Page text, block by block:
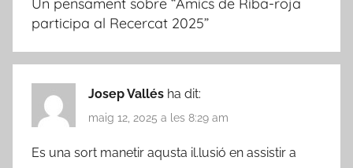
participa al Recercat 2025”
Josep Vallés ha dit:
maig 12, 2025 a les 8:29 am
Es una sort manetir aqusta il.lusió en assistir a